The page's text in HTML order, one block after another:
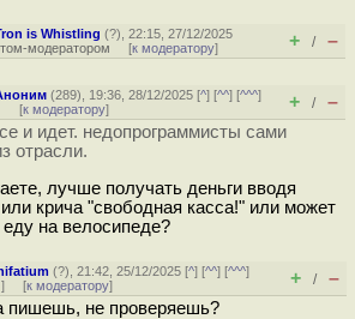
is Whistling (?), 22:15, 27/12/2025
модератором [к модератору] + / –
(289), 19:36, 28/12/2025 [^] [^^] [^^^]
[к модератору] + / –
и идет. недопрограммисты сами
отрасли.
лучше получать деньги вводя
крича "свободная касса!" или может
еду на велосипеде?
(?), 21:42, 25/12/2025 [^] [^^] [^^^]
] [к модератору] + / –
пишешь, не проверяешь?